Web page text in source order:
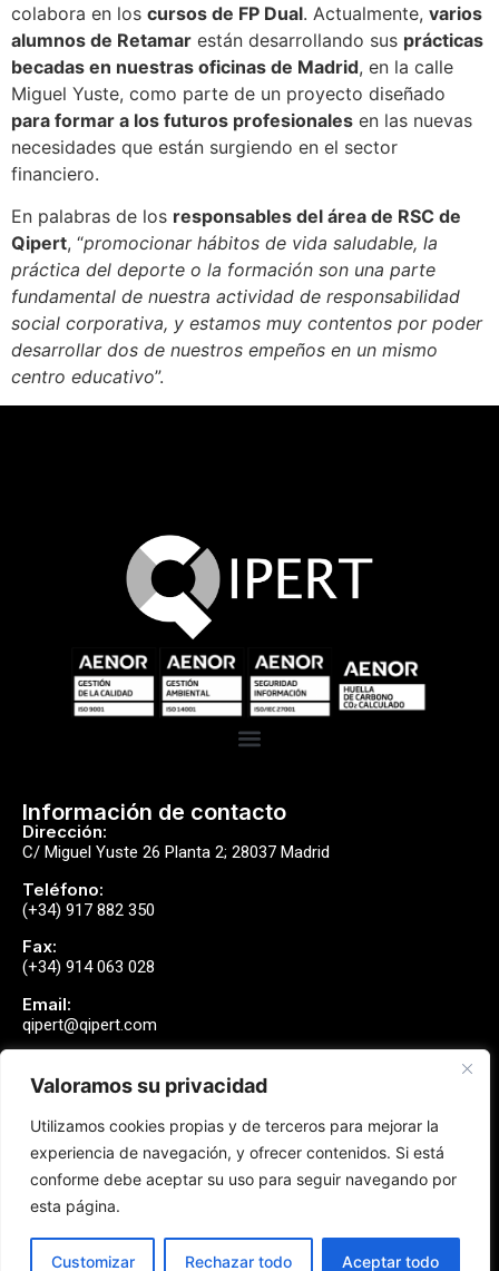
Valoramos su privacidad
Utilizamos cookies propias y de terceros para mejorar la
experiencia de navegación, y ofrecer contenidos. Si está
conforme debe aceptar su uso para seguir navegando por
esta página.
Customizar Rechazar todo Aceptar todo
colabora en los cursos de FP Dual. Actualmente, varios
alumnos de Retamar están desarrollando sus prácticas
becadas en nuestras oficinas de Madrid, en la calle
Miguel Yuste, como parte de un proyecto diseñado
para formar a los futuros profesionales en las nuevas
necesidades que están surgiendo en el sector
financiero.
En palabras de los responsables del área de RSC de
Qipert, “promocionar hábitos de vida saludable, la
práctica del deporte o la formación son una parte
fundamental de nuestra actividad de responsabilidad
social corporativa, y estamos muy contentos por poder
desarrollar dos de nuestros empeños en un mismo
centro educativo”.
Información de contacto
Dirección:
C/ Miguel Yuste 26 Planta 2; 28037 Madrid
Teléfono:
(+34) 917 882 350
Fax:
(+34) 914 063 028
Email:
qipert@qipert.com
Contactar
Síguenos